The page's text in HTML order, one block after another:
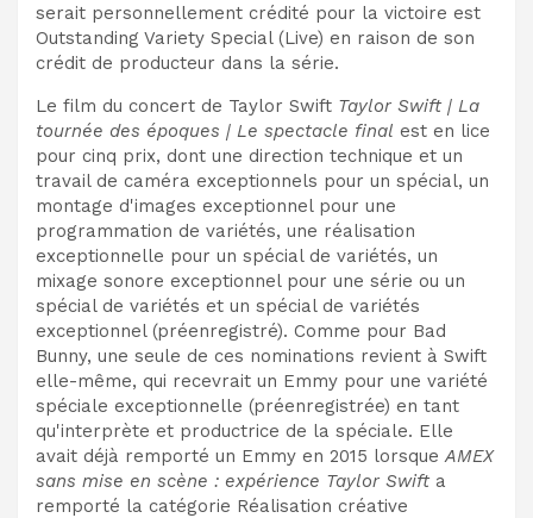
serait personnellement crédité pour la victoire est
Outstanding Variety Special (Live) en raison de son
crédit de producteur dans la série.
Le film du concert de Taylor Swift Taylor Swift | La
tournée des époques | Le spectacle final est en lice
pour cinq prix, dont une direction technique et un
travail de caméra exceptionnels pour un spécial, un
montage d'images exceptionnel pour une
programmation de variétés, une réalisation
exceptionnelle pour un spécial de variétés, un
mixage sonore exceptionnel pour une série ou un
spécial de variétés et un spécial de variétés
exceptionnel (préenregistré). Comme pour Bad
Bunny, une seule de ces nominations revient à Swift
elle-même, qui recevrait un Emmy pour une variété
spéciale exceptionnelle (préenregistrée) en tant
qu'interprète et productrice de la spéciale. Elle
avait déjà remporté un Emmy en 2015 lorsqueAMEX
sans mise en scène : expérience Taylor Swifta
remporté la catégorie Réalisation créative